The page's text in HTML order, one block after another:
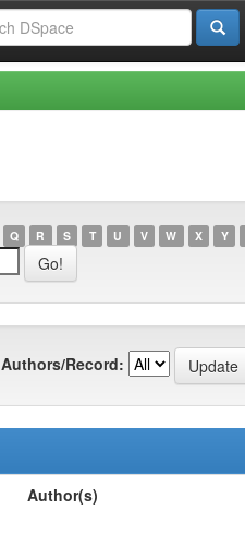
Q R S T U V W X Y
Authors/Record:
Author(s)